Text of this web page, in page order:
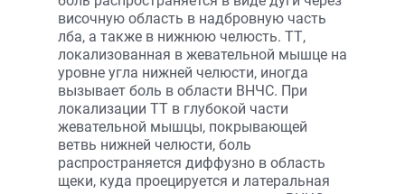
височную область в надбровную часть
лба, а также в нижнюю челюсть. ТТ,
локализованная в жевательной мышце на
уровне угла нижней челюсти, иногда
вызывает боль в области ВНЧС. При
локализации ТТ в глубокой части
жевательной мышцы, покрывающей
ветвь нижней челюсти, боль
распространяется диффузно в область
щеки, куда проецируется и латеральная